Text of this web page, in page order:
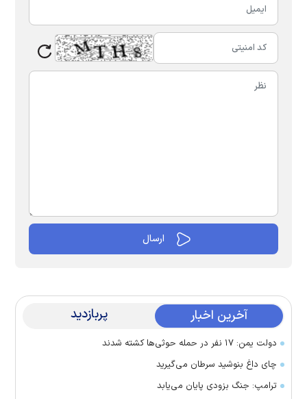
آخرین اخبار پربازدید
دولت یمن: ۱۷ نفر در حمله حوثی‌ها کشته شدند
چای داغ بنوشید سرطان می‌گیرید
ترامپ: جنگ بزودی پایان می‌یابد